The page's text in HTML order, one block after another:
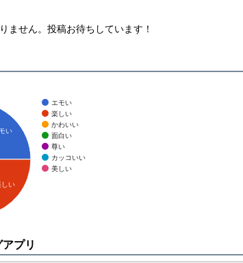
ません。投稿お待ちしています！
エモい
楽しい
かわいい
面白い
尊い
カッコいい
美しい
い
しい
プリ